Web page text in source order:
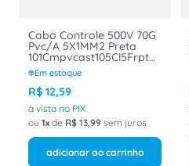
Cabo Controle 500V 70G
Pvc/A 5X1MM2 Preta
101Cmpvcast105Cl5Frpt
Belden
Em estoque
R$ 12,59
à vista no PIX
ou 1 de R$ 13,99 sem juros
adicionar ao carrinho